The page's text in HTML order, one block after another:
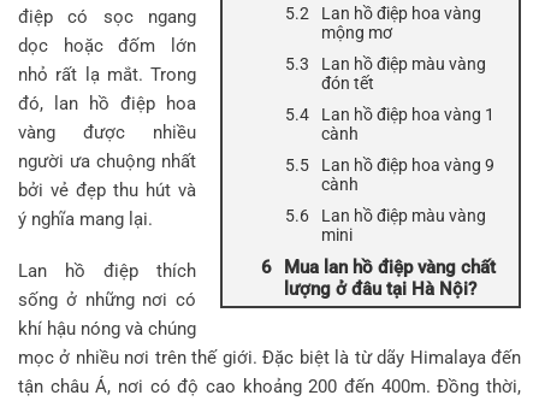
Lan hồ điệp hoa vàng
mộng mơ
Lan hồ điệp màu vàng
đón tết
Lan hồ điệp hoa vàng 1
cành
Lan hồ điệp hoa vàng 9
cành
Lan hồ điệp màu vàng
mini
Mua lan hồ điệp vàng chất
lượng ở đâu tại Hà Nội?
điệp có sọc ngang
dọc hoặc đốm lớn
nhỏ rất lạ mắt. Trong
đó, lan hồ điệp hoa
vàng được nhiều
người ưa chuộng nhất
bởi vẻ đẹp thu hút và
ý nghĩa mang lại.
Lan hồ điệp thích
sống ở những nơi có
khí hậu nóng và chúng
mọc ở nhiều nơi trên thế giới. Đặc biệt là từ dãy Himalaya đến
tận châu Á, nơi có độ cao khoảng 200 đến 400m. Đồng thời,